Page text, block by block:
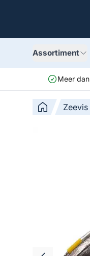
Assortiment
Meer dan
Zeevis